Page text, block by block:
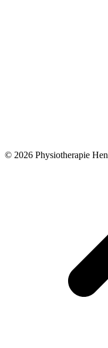
© 2026 Physiotherapie